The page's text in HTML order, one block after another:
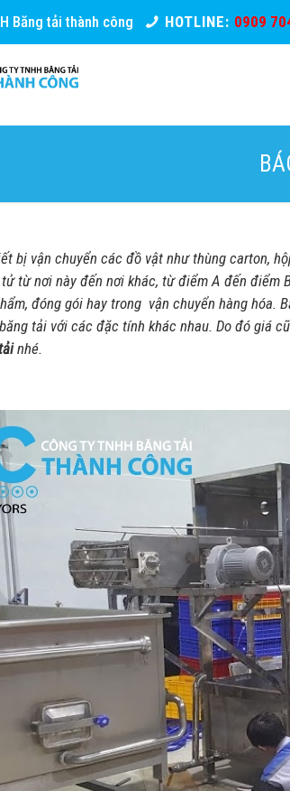
Băng tải thành công HOTLINE: 0909
bị vận chuyển các đồ vật như thùng carton,
từ nơi này đến nơi khác, từ điểm A đến điểm
đóng gói hay trong vận chuyển hàng hóa.
tải với các đặc tính khác nhau. Do đó giá
nhé.